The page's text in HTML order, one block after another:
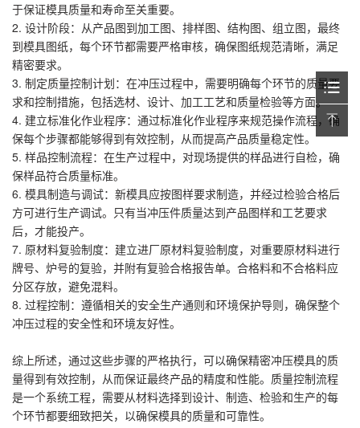
于保证模具质量和寿命至关重要。
2. 设计阶段：从产品图到加工图、排样图、结构图、组立图，最终
到模具图纸，每个环节都需要严格审核，确保图纸规范清晰，满足
精密要求。
3. 制定质量控制计划：在冲压过程中，需要明确每个环节的质量要
求和控制措施，包括选材、设计、加工工艺和质量检验等方面。
4. 建立标准化作业程序：通过标准化作业程序来规范操作流程，确
保每个步骤都能够得到有效控制，从而提高产品质量稳定性。
5. 样品控制流程：在生产过程中，对现场提供的样品进行自检，确
保样品符合质量标准。
6. 模具制造与调试：新模具应按图样要求制造，并经过检验合格后
方可进行生产调试。只有当冲压件质量达到产品图样和工艺要求
后，才能投产。
7. 原材料复验制度：建立进厂原材料复验制度，对重要原材料进行
牌号、炉号的复验，并附有复验合格报告单。合格料和不合格料应
分区存放，避免混料。
8. 过程控制：遵循相关的安全生产通则和环境保护导则，确保整个
冲压过程的安全性和环境友好性。
综上所述，通过这些步骤的严格执行，可以确保精密冲压模具的质
量得到有效控制，从而保证最终产品的精度和性能。质量控制流程
是一个系统工程，需要从材料选择到设计、制造、检验和生产的每
个环节都要细致把关，以确保模具的质量和可靠性。